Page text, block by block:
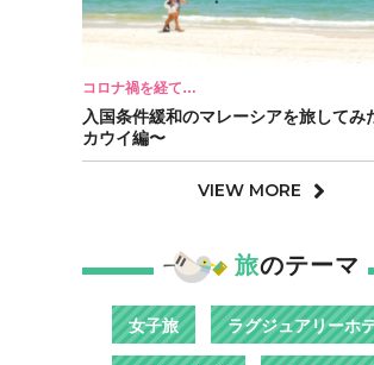
コロナ禍を経て…
入国条件緩和のマレーシアを旅してみ
カウイ編〜
VIEW MORE
旅のテーマ
女子旅 ラグジュアリーホ